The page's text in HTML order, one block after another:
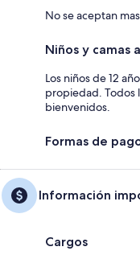
No se aceptan
Niños y camas
Los niños de 12
propiedad. Todos
bienvenidos.
Formas de
Información
Cargos